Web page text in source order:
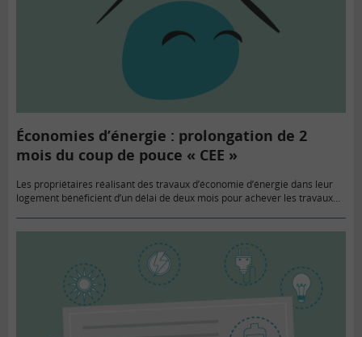
Économies d’énergie : prolongation de 2
mois du coup de pouce « CEE »
Les propriétaires réalisant des travaux d’économie d’énergie dans leur
logement bénéficient d’un délai de deux mois pour achever les travaux